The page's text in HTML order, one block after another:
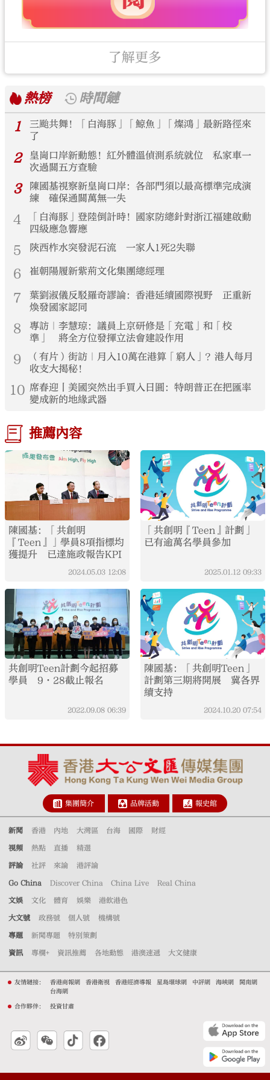
了解更多
熱榜
時間鏈
1
三颱共舞！「白海豚」「鯨魚」「燦鴻」最新路徑來
了
2
皇崗口岸新動態！紅外體溫偵測系統就位 私家車一
次過關五方查驗
3
陳國基視察新皇崗口岸：各部門須以最高標準完成演
練 確保通關萬無一失
4
「白海豚」登陸倒計時！國家防總針對浙江福建啟動
四級應急響應
5 陝西柞水突發泥石流 一家人1死2失聯
6 崔朝陽履新紫荊文化集團總經理
7
葉劉淑儀反駁羅奇謬論：香港延續國際視野 正重新
煥發國家認同
8
專訪｜李慧琼：議員上京研修是「充電」和「校
準」 將全方位發揮立法會建設作用
9
（有片）街訪｜月入10萬在港算「窮人」？港人每月
收支大揭秘！
10 席春迎丨美國突然出手買入日圓：特朗普正在把匯率
變成新的地緣武器
推薦內容
陳國基：「共創明
『Teen』」學員8項指標均
獲提升 已達施政報告KPI
2024.05.03 12:08
「共創明『Teen』計劃」
已有逾萬名學員參加
2025.01.12 09:33
共創明Teen計劃今起招募
學員 9·28截止報名
2022.09.08 06:39
陳國基：「共創明Teen」
計劃第三期將開展 冀各界
續支持
2024.10.20 07:54
集團簡介 品牌活動 報史館
新聞 香港 內地 大灣區 台海 國際 財經
視頻 熱點 直播 精選
評論 社評 來論 港評論
Go China Discover China China Live Real China
文娛 文化 體育 娛樂 港飲港色
大文號 政務號 個人號 機構號
專題 新聞專題 特別策劃
資訊 專欄+ 資訊推薦 各地動態 港澳速遞 大文健康
友情鏈接： 香港商報網 香港衛視 香港經濟導報 星島環球網 中評網 海峽網
閩南網
台海網
合作夥伴： 投資甘肅